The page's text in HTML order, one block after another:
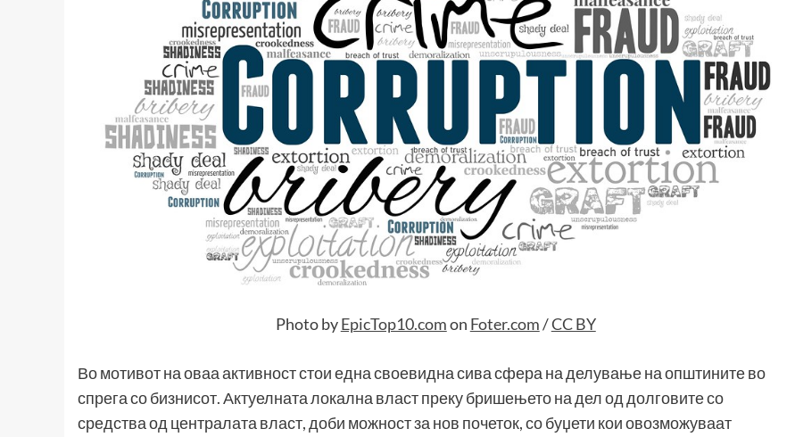
Photo byEpicTop10.comon Foter.com/CC BY
Во мотивот на оваа активност стои една своевидна сива сфера на делување на општините во
спрега со бизнисот. Актуелната локална власт преку бришењето на дел од долговите со
средства од централата власт, доби можност за нов почеток, со буџети кои овозможуваат